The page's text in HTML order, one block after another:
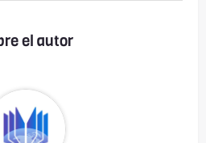
el autor